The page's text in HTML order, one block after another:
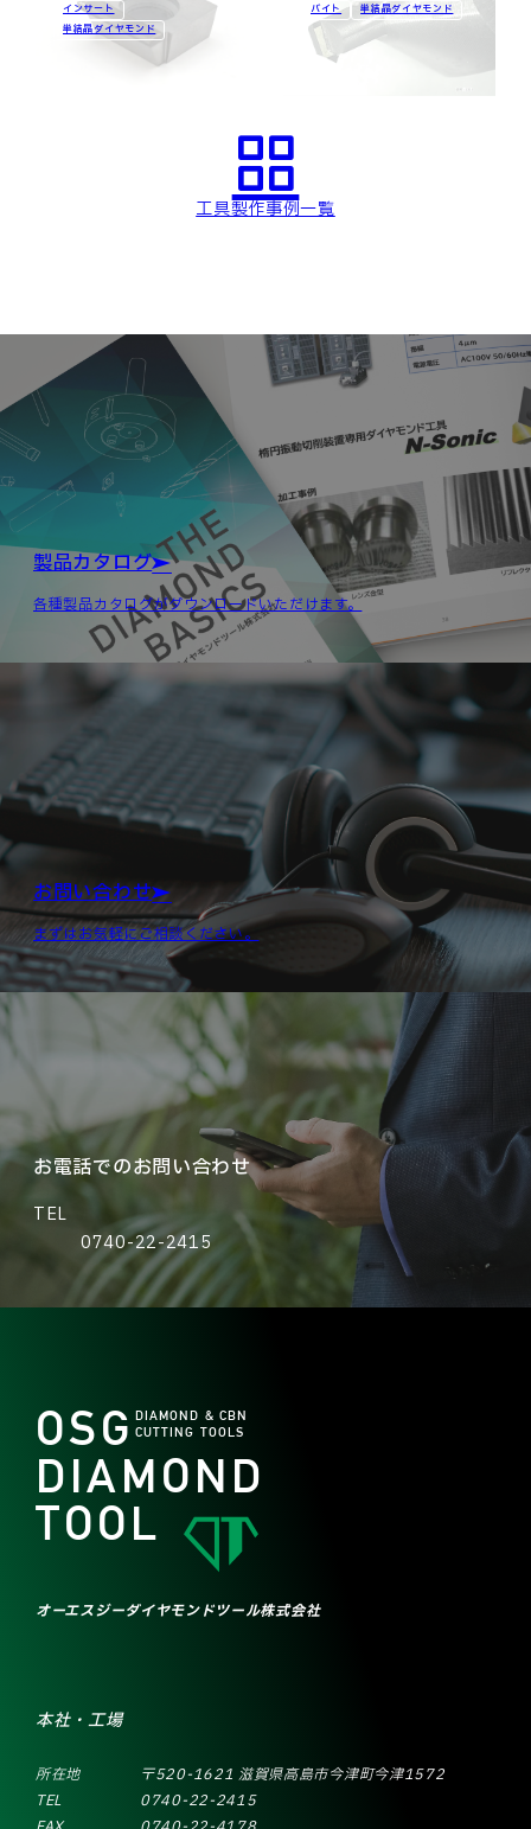
工具製作事例一覧
インサート
単結晶ダイヤモンド
バイト 単結晶ダイヤモンド
製品カタログ
各種製品カタログがダウンロードいただけます。
お問い合わせ
まずはお気軽にご相談ください。
お電話でのお問い合わせ
TEL
0740-22-2415
OSG
DIAMOND
TOOL
DIAMOND & CBN
CUTTING TOOLS
オーエスジーダイヤモンドツール株式会社
本社・工場
所在地
〒520-1621 滋賀県高島市今津町今津1572
TEL
0740-22-2415